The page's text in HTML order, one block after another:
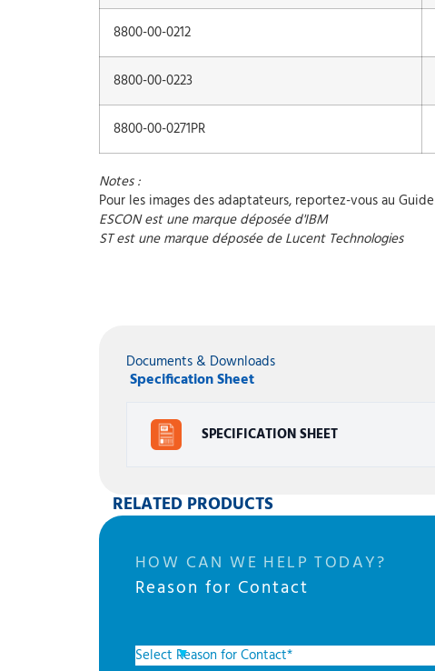
8800-00-0212
8800-00-0223
8800-00-0271PR
Notes :
Pour les images des adaptateurs, reportez-vous au
ESCON est une marque déposée d'IBM
ST est une marque déposée de Lucent Technologies
Documents & Downloads
Specification Sheet
SPECIFICATION SHEET
RELATED PRODUCTS
HOW CAN WE HELP TODAY?
Reason for Contact